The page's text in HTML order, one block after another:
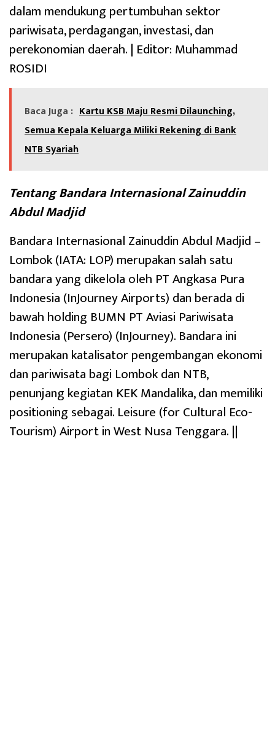
dalam mendukung pertumbuhan sektor
pariwisata, perdagangan, investasi, dan
perekonomian daerah. | Editor: Muhammad
ROSIDI
Baca Juga : Kartu KSB Maju Resmi Dilaunching,
Semua Kepala Keluarga Miliki Rekening di Bank
NTB Syariah
Tentang Bandara Internasional Zainuddin
Abdul Madjid
Bandara Internasional Zainuddin Abdul Madjid –
Lombok (IATA: LOP) merupakan salah satu
bandara yang dikelola oleh PT Angkasa Pura
Indonesia (InJourney Airports) dan berada di
bawah holding BUMN PT Aviasi Pariwisata
Indonesia (Persero) (InJourney). Bandara ini
merupakan katalisator pengembangan ekonomi
dan pariwisata bagi Lombok dan NTB,
penunjang kegiatan KEK Mandalika, dan memiliki
positioning sebagai. Leisure (for Cultural Eco-
Tourism) Airport in West Nusa Tenggara. ||